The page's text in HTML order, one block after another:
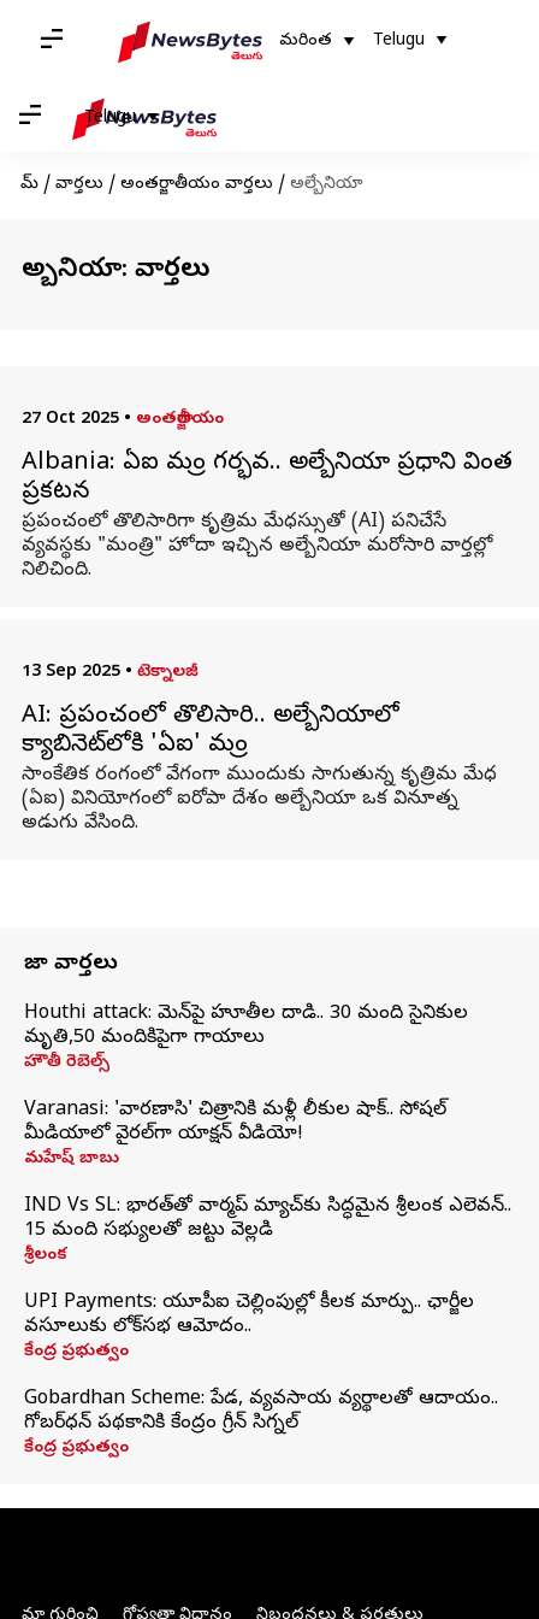
మరింత Telugu
Telugu
హోమ్ / వార్తలు / అంతర్జాతీయం వార్తలు / అల్బేనియా
అల్బేనియా: వార్తలు
27 Oct 2025 • అంతర్జాతీయం
Albania: ఏఐ మంత్రి గర్భవతి.. అల్బేనియా ప్రధాని వింత
ప్రకటన
ప్రపంచంలో తొలిసారిగా కృత్రిమ మేధస్సుతో (AI) పనిచేసే
వ్యవస్థకు "మంత్రి" హోదా ఇచ్చిన అల్బేనియా మరోసారి వార్తల్లో
నిలిచింది.
13 Sep 2025 • టెక్నాలజీ
AI: ప్రపంచంలో తొలిసారి.. అల్బేనియాలో
క్యాబినెట్‌లోకి 'ఏఐ' మంత్రి
సాంకేతిక రంగంలో వేగంగా ముందుకు సాగుతున్న కృత్రిమ మేధ
(ఏఐ) వినియోగంలో ఐరోపా దేశం అల్బేనియా ఒక వినూత్న
అడుగు వేసింది.
తాజా వార్తలు
Houthi attack: యెమెన్‌పై హూతీల దాడి.. 30 మంది సైనికుల
మృతి,50 మందికిపైగా గాయాలు
హౌతీ రెబెల్స్
Varanasi: 'వారణాసి' చిత్రానికి మళ్లీ లీకుల షాక్.. సోషల్
మీడియాలో వైరల్‌గా యాక్షన్ వీడియో!
మహేష్ బాబు
IND Vs SL: భారత్‌తో వార్మప్‌ మ్యాచ్‌కు సిద్ధమైన శ్రీలంక ఎలెవన్..
15 మంది సభ్యులతో జట్టు వెల్లడి
శ్రీలంక
UPI Payments: యూపీఐ చెల్లింపుల్లో కీలక మార్పు.. ఛార్జీల
వసూలుకు లోక్‌సభ ఆమోదం..
కేంద్ర ప్రభుత్వం
Gobardhan Scheme: పేడ, వ్యవసాయ వ్యర్థాలతో ఆదాయం..
గోబర్‌ధన్ పథకానికి కేంద్రం గ్రీన్ సిగ్నల్
కేంద్ర ప్రభుత్వం